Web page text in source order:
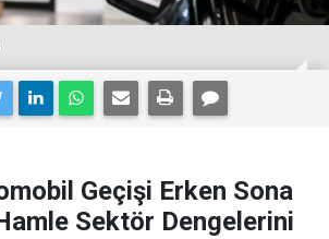
Geçişi Erken Sona
Sektör Dengelerini